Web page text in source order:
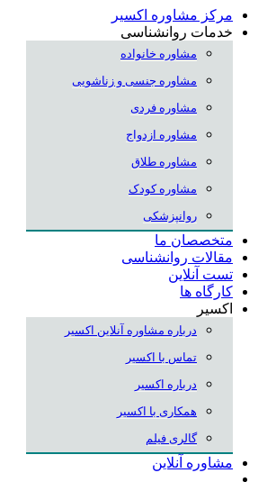
مرکز مشاوره اکسیر
خدمات روانشناسی
مشاوره خانواده
مشاوره جنسی و زناشویی
مشاوره فردی
مشاوره ازدواج
مشاوره طلاق
مشاوره کودک
روانپزشکی
متخصصان ما
مقالات روانشناسی
تست آنلاین
کارگاه ها
اکسیر
درباره مشاوره آنلاین اکسیر
تماس با اکسیر
درباره اکسیر
همکاری با اکسیر
گالری فیلم
مشاوره آنلاین